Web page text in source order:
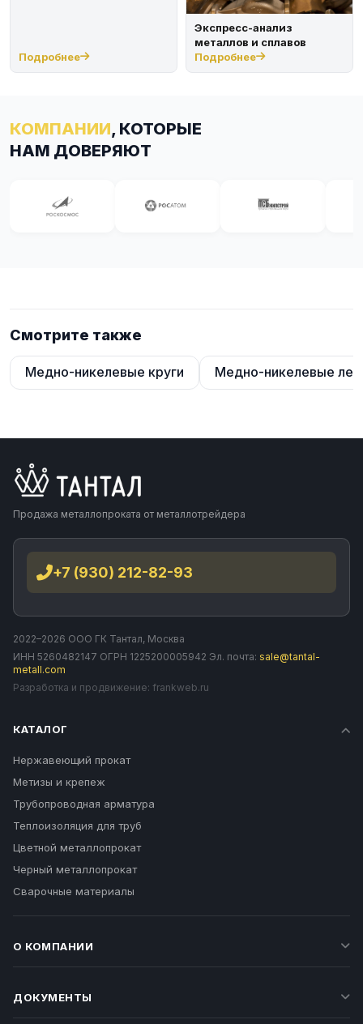
Подробнее
Экспресс-анализ
металлов и сплавов
Подробнее
КОМПАНИИ, КОТОРЫЕ
НАМ ДОВЕРЯЮТ
Смотрите также
Медно-никелевые круги Медно-никелевые
Продажа металлопроката от металлотрейдера
+7 (930) 212-82-93
2022–2026 ООО ГК Тантал, Москва
ИНН 5260482147 ОГРН 1225200005942 Эл. почта: sale@tantal-
metall.com
Разработка и продвижение: frankweb.ru
КАТАЛОГ
Нержавеющий прокат
Метизы и крепеж
Трубопроводная арматура
Теплоизоляция для труб
Цветной металлопрокат
Черный металлопрокат
Сварочные материалы
О КОМПАНИИ
ДОКУМЕНТЫ